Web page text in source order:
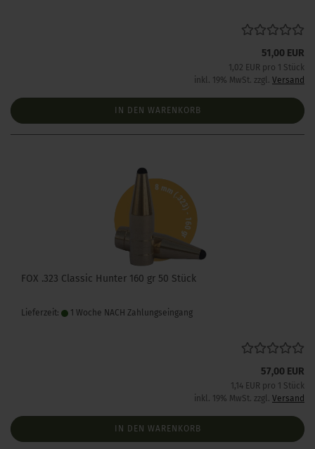
51,00 EUR
1,02 EUR pro 1 Stück
inkl. 19% MwSt. zzgl. Versand
IN DEN WARENKORB
FOX .323 Classic Hunter 160 gr 50 Stück
Lieferzeit: 1 Woche NACH Zahlungseingang
57,00 EUR
1,14 EUR pro 1 Stück
inkl. 19% MwSt. zzgl. Versand
IN DEN WARENKORB